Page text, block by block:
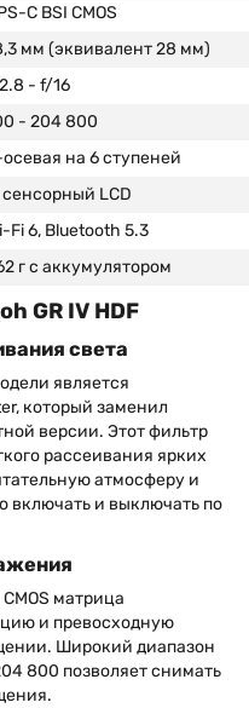
C BSI CMOS
мм (эквивалент 28 мм)
- f/16
- 204 800
на 6 ступеней
сенсорный LCD
Fi 6, Bluetooth 5.3
г с аккумулятором
GR IV HDF
света
является
который заменил
версии. Этот фильтр
рассеивания ярких
атмосферу и
включать и выключать по
матрица
и превосходную
Широкий диапазон
800 позволяет снимать